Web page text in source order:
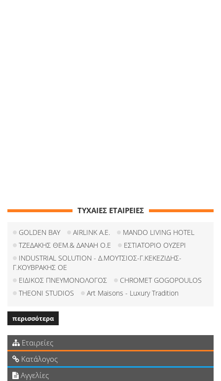
ΤΥΧΑΙΕΣ ΕΤΑΙΡΕΙΕΣ
GOLDEN BAY AIRLINK Α.Ε.
MANDO LIVING HOTEL
ΤΖΕΔΑΚΗΣ ΘΕΜ.& ΔΑΝΑΗ Ο.Ε
ΕΣΤΙΑΤΟΡΙΟ ΟΥΖΕΡΙ
INDUSTRIAL SOLUTION - Δ.ΜΟΥΤΣΙΟΣ-Γ.ΚΕΚΕΖΙΔΗΣ-
Γ.ΚΟΥΒΡΑΚΗΣ ΟΕ
ΕΙΔΙΚΟΣ ΠΝΕΥΜΟΝΟΛΟΓΟΣ
CHROMET GOGOPOULOS
THEONI STUDIOS
Art Maisons - Luxury Tradition
περισσότερα
Εταιρείες
Κατάλογος
Αγγελίες